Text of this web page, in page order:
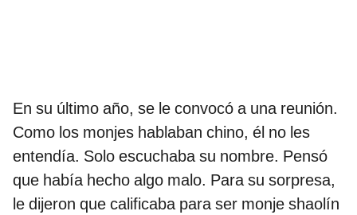
En su último año, se le convocó a una reunión.
Como los monjes hablaban chino, él no les
entendía. Solo escuchaba su nombre. Pensó
que había hecho algo malo. Para su sorpresa,
le dijeron que calificaba para ser monje shaolín